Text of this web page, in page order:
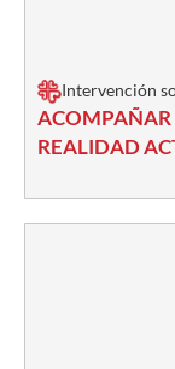
Intervención
ACOMPAÑAR
REALIDAD